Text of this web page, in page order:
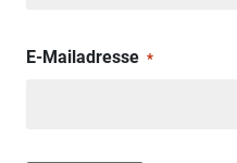
E-Mailadresse *